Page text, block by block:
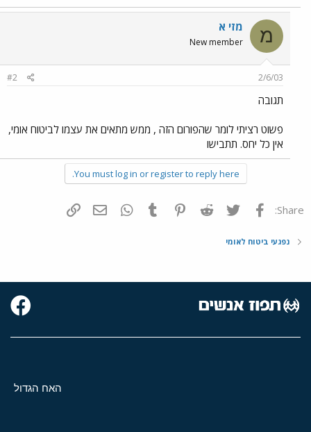
מ מזי א
New member
2/6/03
#2
תגובה
פשוט רציתי לומר שהפורום הזה , ממש מתאים את עצמו לביטוח אומי,
אין כל יחס. תתבישו
You must log in or register to reply here.
Share: פייסבוק Twitter
Reddit
Pinterest
Tumblr
WhatsAppדואר אלקטרוני
נפגעי ביטוח לאומי
האח הגדול